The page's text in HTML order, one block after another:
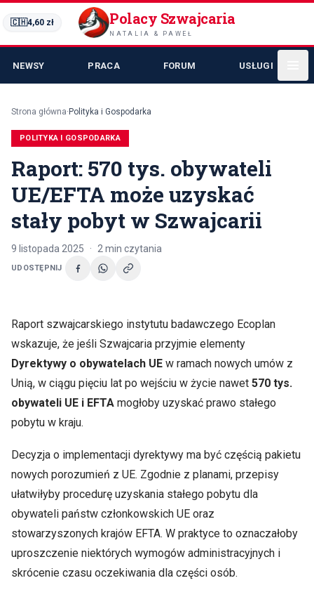
🇨🇭4,60 zł Polacy Szwajcaria
NATALIA & PAWEŁ
NEWSY PRACA FORUM USŁUGI
Strona główna· Polityka i Gospodarka
POLITYKA I GOSPODARKA
Raport: 570 tys. obywateli
UE/EFTA może uzyskać
stały pobyt w Szwajcarii
9 listopada 2025 · 2 min czytania
UDOSTĘPNIJ
Raport szwajcarskiego instytutu badawczego Ecoplan
wskazuje, że jeśli Szwajcaria przyjmie elementy
Dyrektywy o obywatelach UE w ramach nowych umów z
Unią, w ciągu pięciu lat po wejściu w życie nawet 570 tys.
obywateli UE i EFTA mogłoby uzyskać prawo stałego
pobytu w kraju.
Decyzja o implementacji dyrektywy ma być częścią pakietu
nowych porozumień z UE. Zgodnie z planami, przepisy
ułatwiłyby procedurę uzyskania stałego pobytu dla
obywateli państw członkowskich UE oraz
stowarzyszonych krajów EFTA. W praktyce to oznaczałoby
uproszczenie niektórych wymogów administracyjnych i
skrócenie czasu oczekiwania dla części osób.